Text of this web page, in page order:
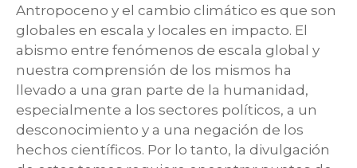
Antropoceno y el cambio climático es que son
globales en escala y locales en impacto. El
abismo entre fenómenos de escala global y
nuestra comprensión de los mismos ha
llevado a una gran parte de la humanidad,
especialmente a los sectores políticos, a un
desconocimiento y a una negación de los
hechos científicos. Por lo tanto, la divulgación